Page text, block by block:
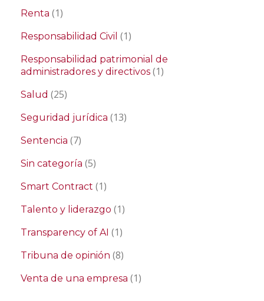
Renta (1)
Responsabilidad Civil (1)
Responsabilidad patrimonial de
administradores y directivos (1)
Salud (25)
Seguridad jurídica (13)
Sentencia (7)
Sin categoría (5)
Smart Contract (1)
Talento y liderazgo (1)
Transparency of AI (1)
Tribuna de opinión (8)
Venta de una empresa (1)